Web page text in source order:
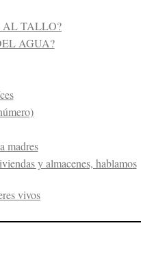
AL TALLO?
AGUA?
madres
y almacenes, hablamos
vivos